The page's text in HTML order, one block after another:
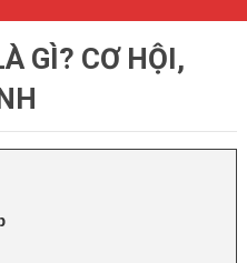
GÌ? CƠ HỘI,